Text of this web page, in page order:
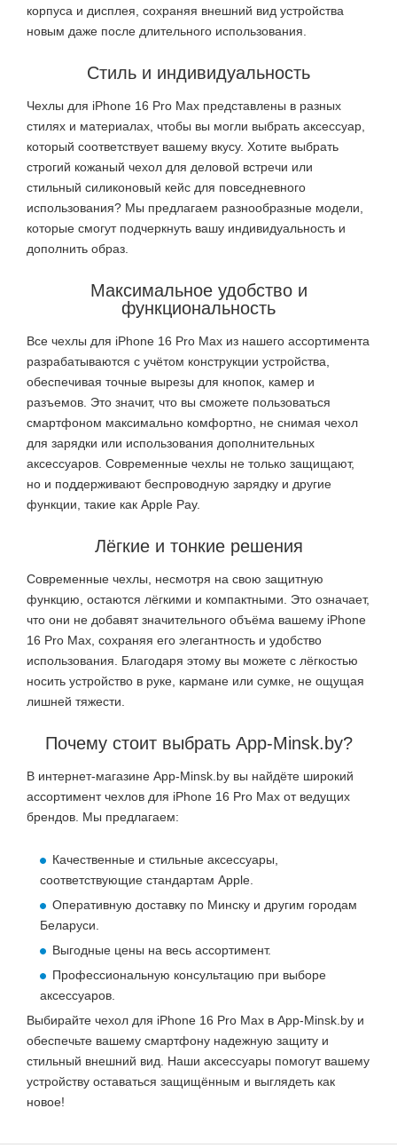
корпуса и дисплея, сохраняя внешний вид устройства
новым даже после длительного использования.
Стиль и индивидуальность
Чехлы для iPhone 16 Pro Max представлены в разных
стилях и материалах, чтобы вы могли выбрать аксессуар,
который соответствует вашему вкусу. Хотите выбрать
строгий кожаный чехол для деловой встречи или
стильный силиконовый кейс для повседневного
использования? Мы предлагаем разнообразные модели,
которые смогут подчеркнуть вашу индивидуальность и
дополнить образ.
Максимальное удобство и
функциональность
Все чехлы для iPhone 16 Pro Max из нашего ассортимента
разрабатываются с учётом конструкции устройства,
обеспечивая точные вырезы для кнопок, камер и
разъемов. Это значит, что вы сможете пользоваться
смартфоном максимально комфортно, не снимая чехол
для зарядки или использования дополнительных
аксессуаров. Современные чехлы не только защищают,
но и поддерживают беспроводную зарядку и другие
функции, такие как Apple Pay.
Лёгкие и тонкие решения
Современные чехлы, несмотря на свою защитную
функцию, остаются лёгкими и компактными. Это означает,
что они не добавят значительного объёма вашему iPhone
16 Pro Max, сохраняя его элегантность и удобство
использования. Благодаря этому вы можете с лёгкостью
носить устройство в руке, кармане или сумке, не ощущая
лишней тяжести.
Почему стоит выбрать App-Minsk.by?
В интернет-магазине App-Minsk.by вы найдёте широкий
ассортимент чехлов для iPhone 16 Pro Max от ведущих
брендов. Мы предлагаем:
Качественные и стильные аксессуары,
соответствующие стандартам Apple.
Оперативную доставку по Минску и другим городам
Беларуси.
Выгодные цены на весь ассортимент.
Профессиональную консультацию при выборе
аксессуаров.
Выбирайте чехол для iPhone 16 Pro Max в App-Minsk.by и
обеспечьте вашему смартфону надежную защиту и
стильный внешний вид. Наши аксессуары помогут вашему
устройству оставаться защищённым и выглядеть как
новое!